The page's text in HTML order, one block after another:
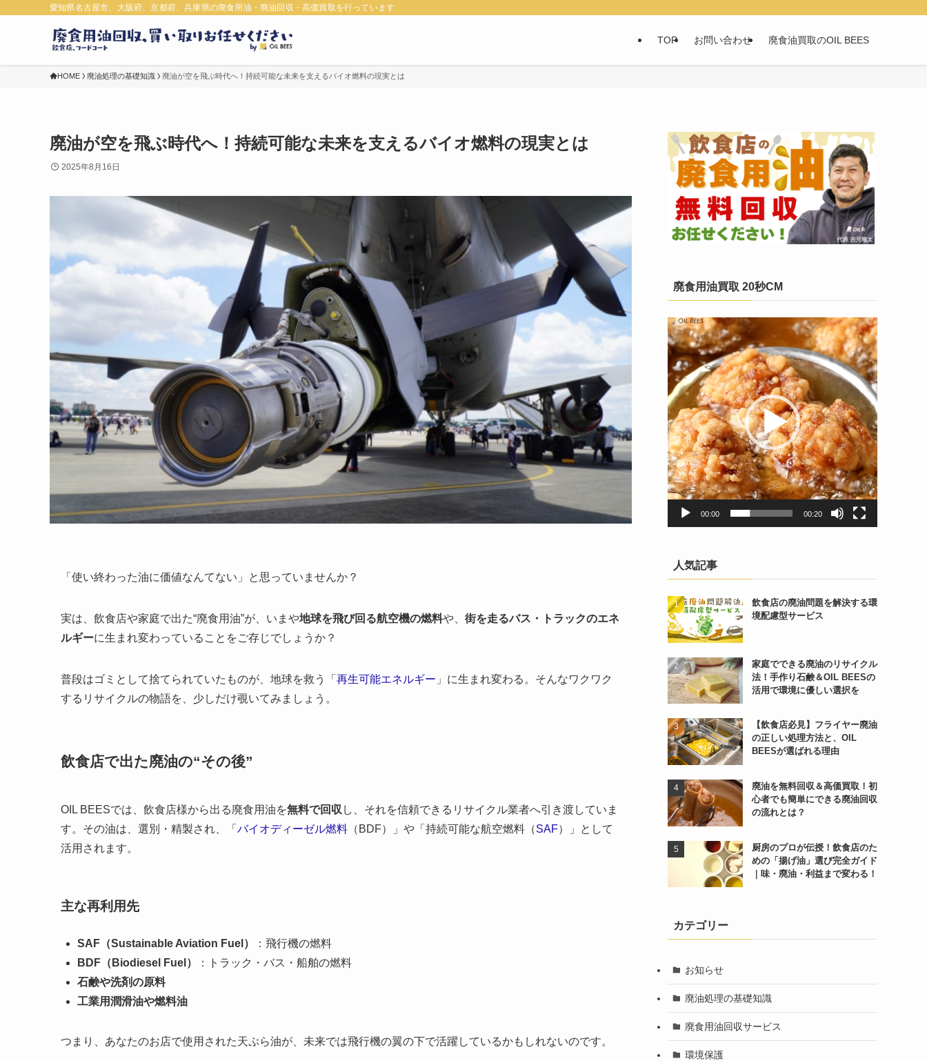
愛知県名古屋市、大阪府、京都府、兵庫県の廃食用油・廃油回収・高価買取を行っています
TOP お問い合わせ 廃食油買取のOIL BEES
HOME 廃油処理の基礎知識 廃油が空を飛ぶ時代へ！持続可能な未来を支えるバイオ燃料の現実とは
廃油が空を飛ぶ時代へ！持続可能な未来を支えるバイオ燃料の現実とは
2025年8月16日
「使い終わった油に価値なんてない」と思っていませんか？
実は、飲食店や家庭で出た“廃食用油”が、いまや地球を飛び回る航空機の燃料や、 街を走るバス・トラックのエネ
ルギーに生まれ変わっていることをご存じでしょうか？
普段はゴミとして捨てられていたものが、地球を救う「 再生可能エネルギー 」に生まれ変わる。そんなワクワク
するリサイクルの物語を、少しだけ覗いてみましょう。
飲食店で出た廃油の“その後”
OIL BEESでは、飲食店様から出る廃食用油を無料で回収 し、それを信頼できるリサイクル業者へ引き渡していま
す。その油は、選別・精製され、「 バイオディーゼル燃料 （BDF）」や「持続可能な航空燃料（SAF）」として
活用されます。
主な再利用先
SAF（Sustainable Aviation Fuel）
：飛行機の燃料
BDF（Biodiesel Fuel）
：トラック・バス・船舶の燃料
石鹸や洗剤の原料
工業用潤滑油や燃料油
つまり、あなたのお店で使用された天ぷら油が、未来では飛行機の翼の下で活躍しているかもしれないのです。
廃食用油買取 20秒CM
動
画
プ
レ
ー
ヤ
ー
00:00 00:20
人気記事
飲食店の廃油問題を解決する環
境配慮型サービス
家庭でできる廃油のリサイクル
法！手作り石鹸＆OIL BEESの
活用で環境に優しい選択を
【飲食店必見】フライヤー廃油
の正しい処理方法と、OIL
BEESが選ばれる理由
廃油を無料回収＆高価買取！初
心者でも簡単にできる廃油回収
の流れとは？
厨房のプロが伝授！飲食店のた
めの「揚げ油」選び完全ガイド
｜味・廃油・利益まで変わる！
カテゴリー
お知らせ
廃油処理の基礎知識
廃食用油回収サービス
環境保護